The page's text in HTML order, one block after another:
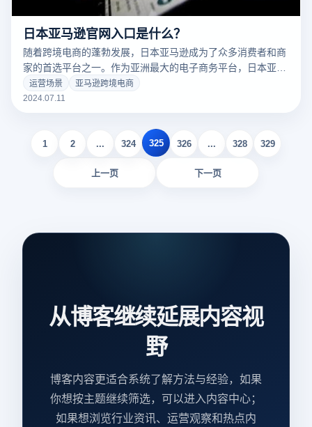
日本亚马逊官网入口是什么？
随着跨境电商的蓬勃发展，日本亚马逊成为了众多消费者和商
家的首选平台之一。作为亚洲最大的电子商务平台，日本亚马
逊吸引了大量的客户和企业，特别是那些希望通过跨境电商拓
展业务的公司。然而，许多人发现目前无法直接访问日本亚马
如何使用日本亚马逊进行购物和开店，并提供一些实用的技
运营场景
亚马逊跨境电商
2024.07.11
上一页
1 2 ... 324 325 326 ... 328 329
下一页
从博客继续延展内容视
野
博客内容更适合系统了解方法与经验，如果
你想按主题继续筛选，可以进入内容中心；
如果想浏览行业资讯、运营观察和热点内